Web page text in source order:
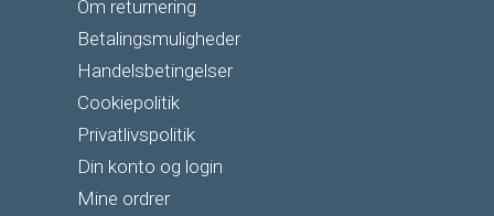
Om returnering
Betalingsmuligheder
Handelsbetingelser
Cookiepolitik
Privatlivspolitik
Din konto og login
Mine ordrer